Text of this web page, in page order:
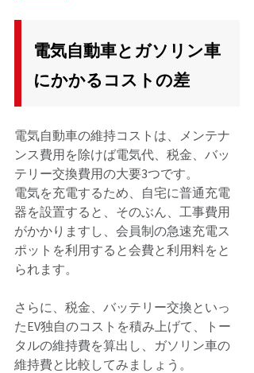
電気自動車とガソリン車
にかかるコストの差
電気自動車の維持コストは、メンテナ
ンス費用を除けば電気代、税金、バッ
テリー交換費用の大要3つです。
電気を充電するため、自宅に普通充電
器を設置すると、そのぶん、工事費用
がかかりますし、会員制の急速充電ス
ポットを利用すると会費と利用料をと
られます。
さらに、税金、バッテリー交換といっ
たEV独自のコストを積み上げて、トー
タルの維持費を算出し、ガソリン車の
維持費と比較してみましょう。